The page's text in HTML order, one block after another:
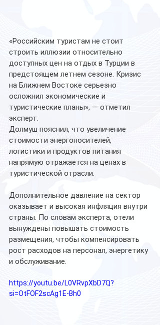
«Российским туристам не стоит
строить иллюзии относительно
доступных цен на отдых в Турции в
предстоящем летнем сезоне. Кризис
на Ближнем Востоке серьезно
осложнил экономические и
туристические планы», — отметил
эксперт.
Долмуш пояснил, что увеличение
стоимости энергоносителей,
логистики и продуктов питания
напрямую отражается на ценах в
туристической отрасли.
Дополнительное давление на сектор
оказывает и высокая инфляция внутри
страны. По словам эксперта, отели
вынуждены повышать стоимость
размещения, чтобы компенсировать
рост расходов на персонал, энергетику
и обслуживание.
https://youtu.be/L0VRvpXbD7Q?
si=OtFOF2scAg1E-Bh0